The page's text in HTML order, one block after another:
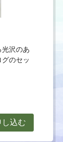
沢のあ
のセッ
し込む